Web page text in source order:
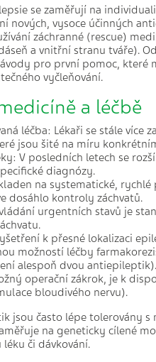
se zaměřují na
nových, vysoce účinných
záchranné (rescue)
a vnitřní stranu tváře).
pro první pomoc,
vyčleňování.
a léčbě
léčba: Lékaři se stále více
jsou šité na míru
V posledních letech se
diagnózy.
na systematické,
dosáhlo kontroly záchvatů.
urgentních stavů je
k přesné lokalizaci
možností léčby
alespoň dvou
operační zákrok, je k
bloudivého nervu).
jsou často lépe tolerovány
na geneticky cílené
či dávkování.